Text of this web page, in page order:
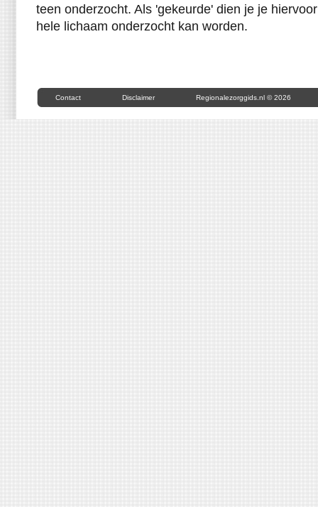
teen onderzocht. Als 'gekeurde' dien je je
hele lichaam onderzocht kan worden.
Contact Disclaimer Regionalezorggids.nl © 2026